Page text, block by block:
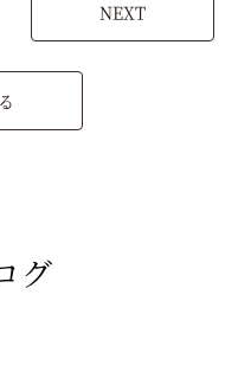
NEXT
グ